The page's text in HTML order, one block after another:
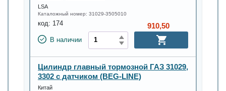
LSA
Каталожный номер: 31029-3505010
код: 174
В наличии
910,50
Цилиндр главный тормозной ГАЗ 31029,
3302 с датчиком (BEG-LINE)
Китай